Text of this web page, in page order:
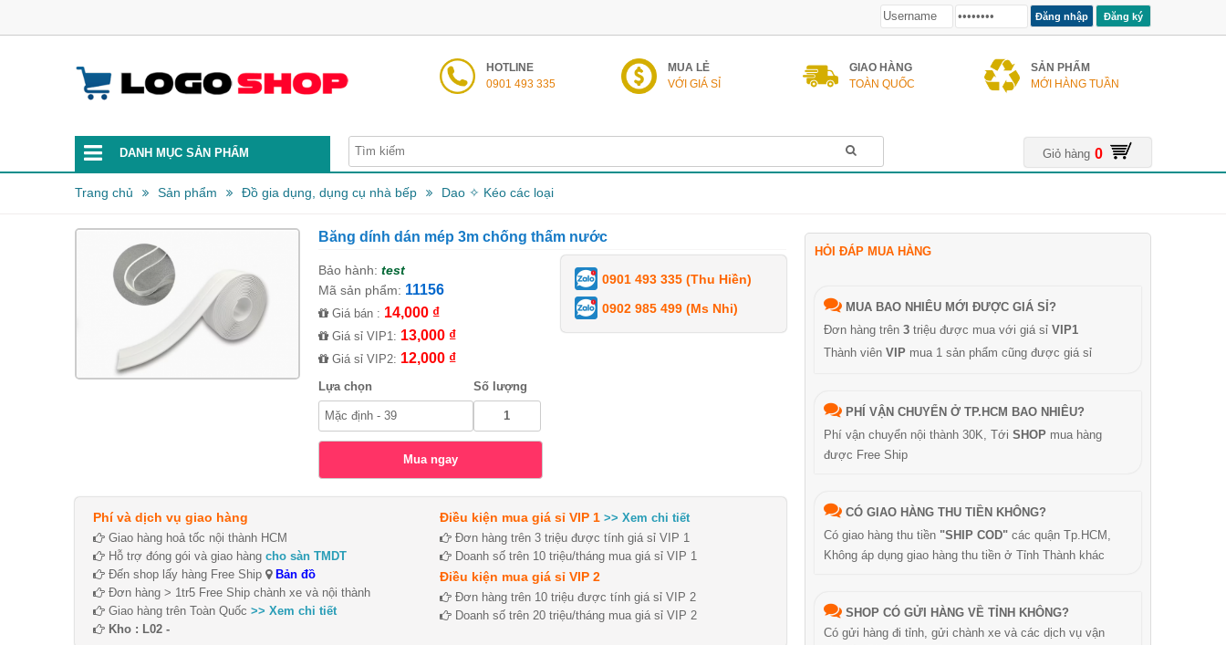
Đăng ký
HOTLINE
0901 493 335
MUA LẺ
VỚI GIÁ SỈ
GIAO HÀNG
TOÀN QUỐC
SẢN PHẨM
MỚI HÀNG TUẦN
Giỏ hàng 0
DANH MỤC SẢN PHẨM
Trang chủ Sản phẩm Đồ gia dụng, dụng cụ nhà bếp Dao ✧ Kéo các loại
Băng dính dán mép 3m chống thấm nước
Bảo hành: test
Mã sản phẩm: 11156
Giá bán : 14,000 ₫
Giá sỉ VIP1: 13,000 ₫
Giá sỉ VIP2: 12,000 ₫
Lựa chọn Số lượng
0901 493 335 (Thu Hiền)
0902 985 499 (Ms Nhi)
Phí và dịch vụ giao hàng
Giao hàng hoả tốc nội thành HCM
Hỗ trợ đóng gói và giao hàng cho sàn TMDT
Đến shop lấy hàng Free Ship
Bản đồ
Đơn hàng > 1tr5 Free Ship chành xe và nội thành
Giao hàng trên Toàn Quốc >> Xem chi tiết
Kho : L02 -
Điều kiện mua giá sỉ VIP 1 >> Xem chi tiết
Đơn hàng trên 3 triệu được tính giá sỉ VIP 1
Doanh số trên 10 triệu/tháng mua giá sỉ VIP 1
Điều kiện mua giá sỉ VIP 2
Đơn hàng trên 10 triệu được tính giá sỉ VIP 2
Doanh số trên 20 triệu/tháng mua giá sỉ VIP 2
HỎI ĐÁP MUA HÀNG
MUA BAO NHIÊU MỚI ĐƯỢC GIÁ SỈ?
Đơn hàng trên 3 triệu được mua với giá sỉ VIP1
Thành viên VIP mua 1 sản phẩm cũng được giá sỉ
PHÍ VẬN CHUYỂN Ở TP.HCM BAO NHIÊU?
Phí vận chuyển nội thành 30K, Tới SHOP mua hàng
được Free Ship
CÓ GIAO HÀNG THU TIỀN KHÔNG?
Có giao hàng thu tiền "SHIP COD" các quận Tp.HCM,
Không áp dụng giao hàng thu tiền ở Tỉnh Thành khác
SHOP CÓ GỬI HÀNG VỀ TỈNH KHÔNG?
Có gửi hàng đi tỉnh, gửi chành xe và các dịch vụ vận